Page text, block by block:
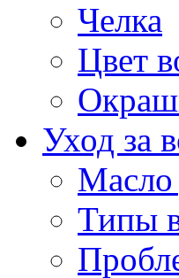
Челка
Цвет
Уход за
Масло
Типы